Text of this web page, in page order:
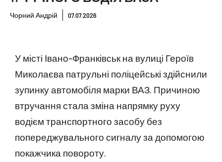
Чорний Андрій 07.07.2026
У місті Івано-Франківськ на вулиці Героїв
Миколаєва патрульні поліцейські здійснили
зупинку автомобіля марки ВАЗ. Причиною
втручання стала зміна напрямку руху
водієм транспортного засобу без
попереджувального сигналу за допомогою
покажчика повороту.